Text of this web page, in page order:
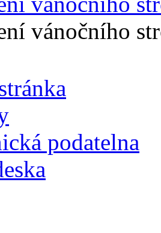
vánočního
podatelna